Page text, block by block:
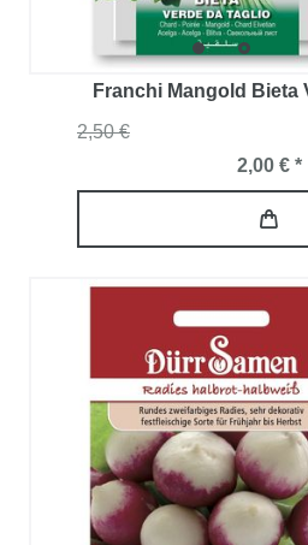
Franchi Mangold Bieta
2,50 €
2,00 € *